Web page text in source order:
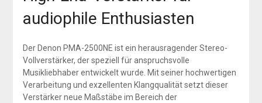
audiophile Enthusiasten
Der Denon PMA-2500NE ist ein herausragender Stereo-
Vollverstärker, der speziell für anspruchsvolle
Musikliebhaber entwickelt wurde. Mit seiner hochwertigen
Verarbeitung und exzellenten Klangqualität setzt dieser
Verstärker neue Maßstäbe im Bereich der